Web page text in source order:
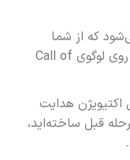
که از شما
می‌خواهد روش اتصال را انتخاب کنید. روی لوگوی Call of
هدایت
قبل ساخته‌اید،